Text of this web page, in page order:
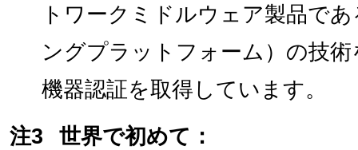
トワークミドルウェア製品で
ングプラットフォーム）の技
機器認証を取得しています。
注3
世界で初めて：